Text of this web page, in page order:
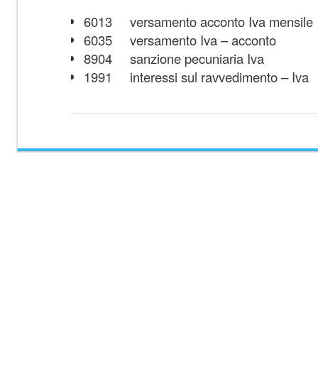
6013 versamento acconto Iva mensile
6035 versamento Iva – acconto
8904 sanzione pecuniaria Iva
1991 interessi sul ravvedimento – Iva